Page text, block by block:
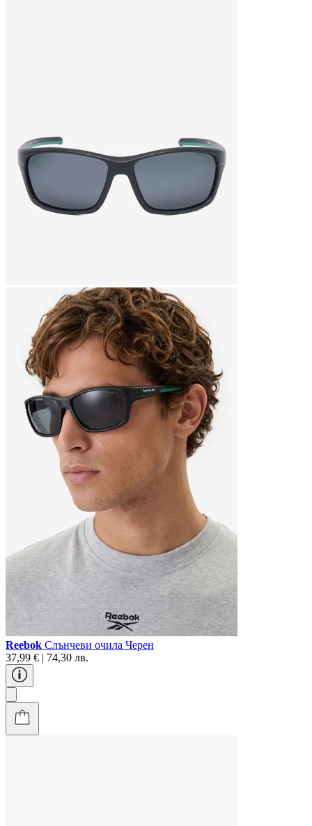
Reebok Слънчеви очила Черен
37,99 € | 74,30 лв.